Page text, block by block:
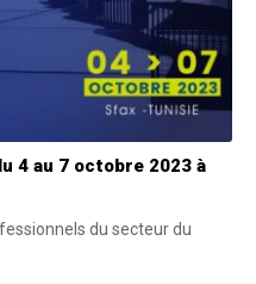
4 au 7 octobre 2023 à
du secteur du